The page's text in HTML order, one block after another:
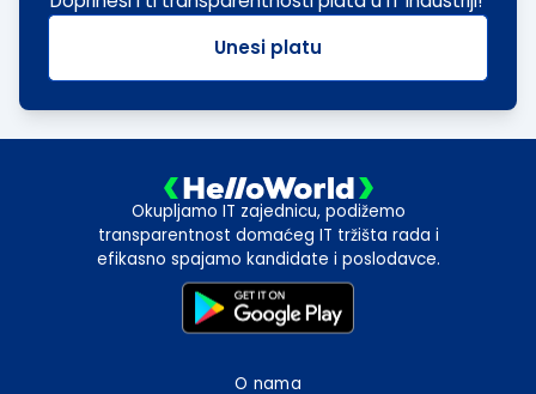
Unesi platu
Okupljamo IT zajednicu, podižemo
transparentnost domaćeg IT tržišta rada i
efikasno spajamo kandidate i poslodavce.
O nama